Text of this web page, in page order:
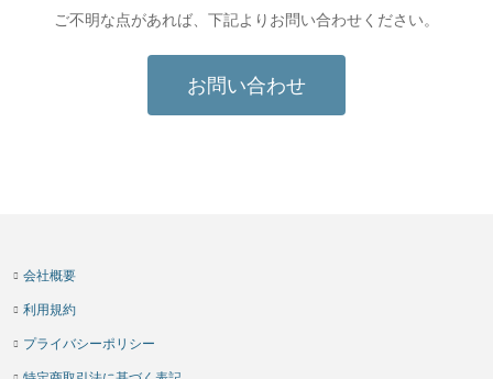
ご不明な点があれば、下記よりお問い合わせください。
お問い合わせ
会社概要
利用規約
プライバシーポリシー